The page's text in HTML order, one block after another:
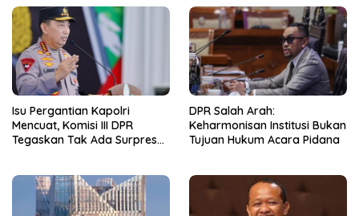
Isu Pergantian Kapolri
Mencuat, Komisi III DPR
Tegaskan Tak Ada Surpres
DPR Salah Arah:
Keharmonisan Institusi Bukan
Tujuan Hukum Acara Pidana